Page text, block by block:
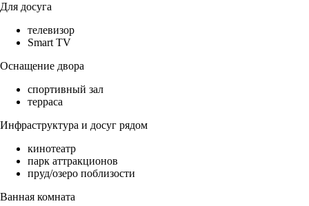
Для досуга
телевизор
Smart TV
Оснащение двора
спортивный зал
терраса
Инфраструктура и досуг рядом
кинотеатр
парк аттракционов
пруд/озеро поблизости
Ванная комната